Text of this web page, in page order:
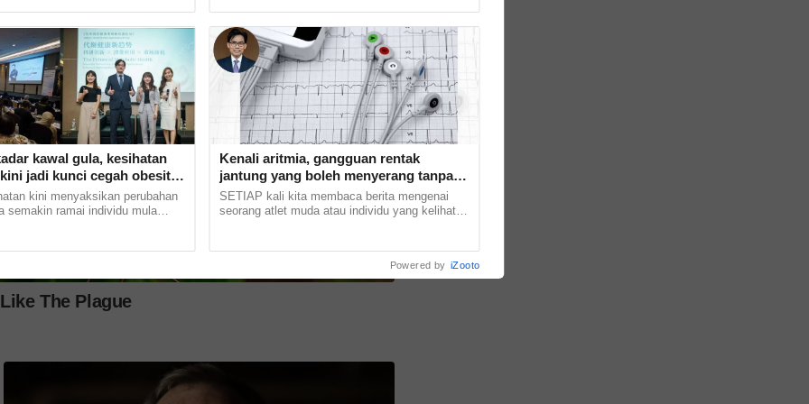
kawal gula, kesihatan
jadi kunci cegah obesiti
kini menyaksikan perubahan
semakin ramai individu mula
Kenali aritmia, gangguan rentak
jantung yang boleh menyerang tanpa
disedari
SETIAP kali kita membaca berita mengenai
seorang atlet muda atau individu yang kelihatan
Powered by iZooto